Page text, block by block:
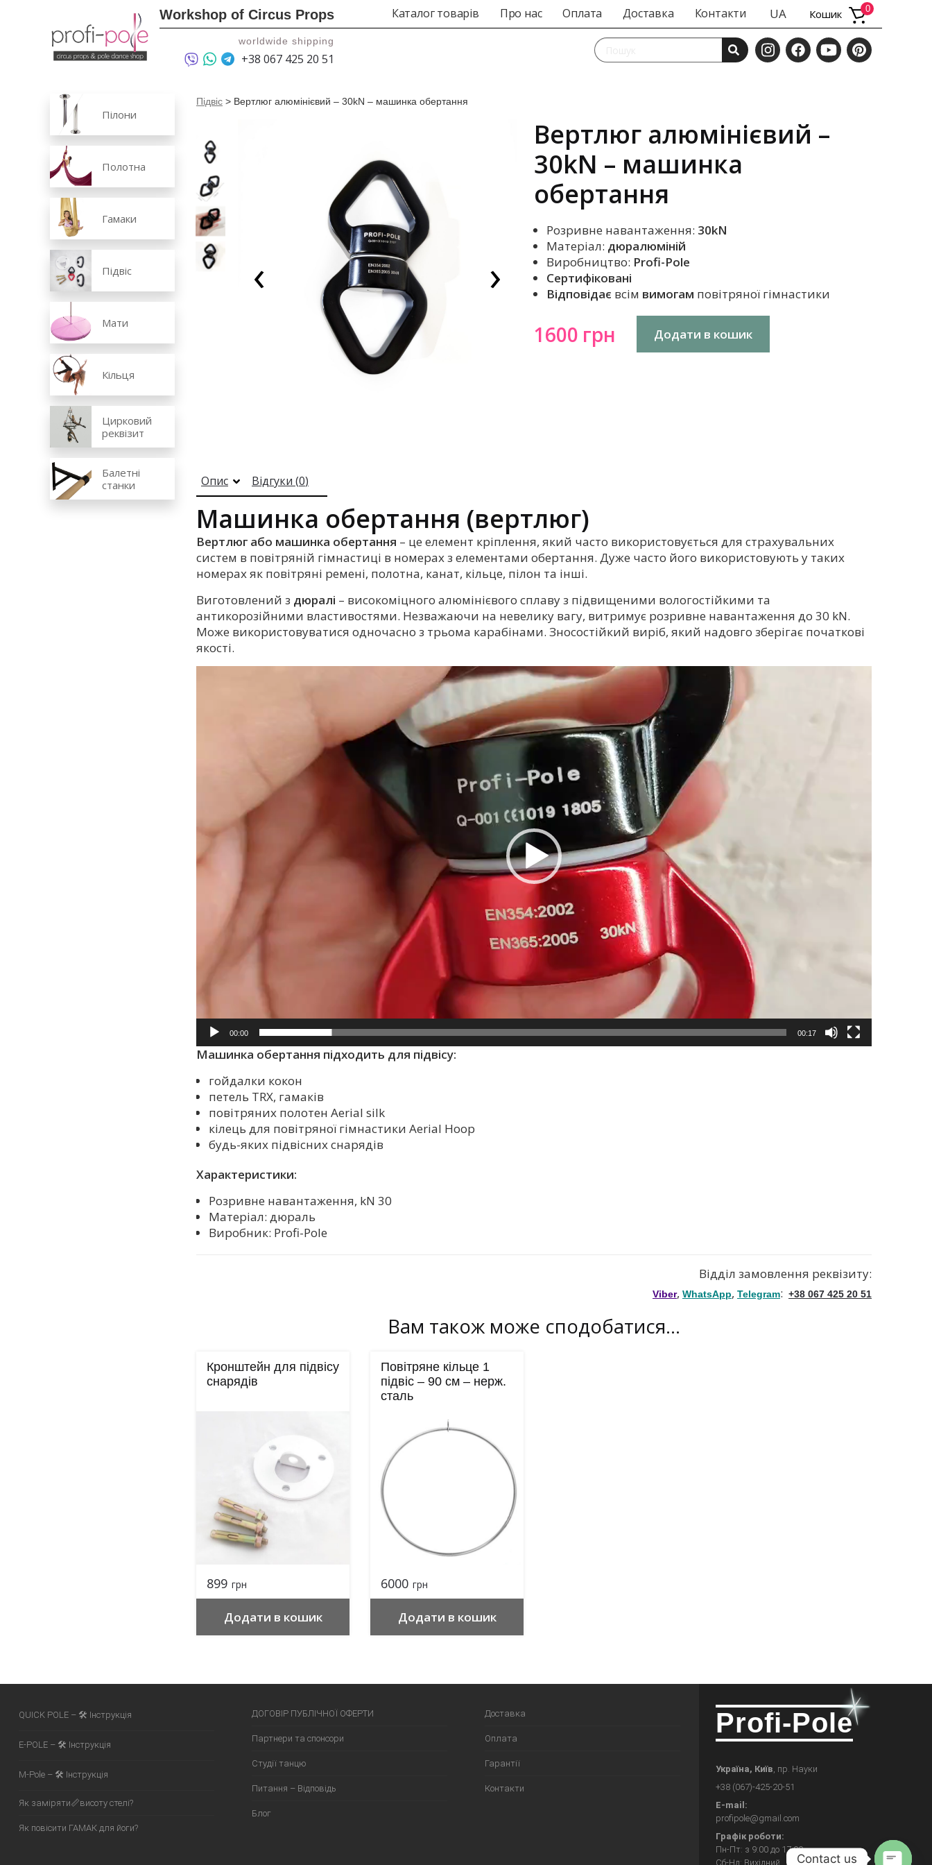
Кошик 0
UA
Каталог товарів Про нас Оплата Доставка Контакти
Workshop of Circus Props
worldwide shipping
+38 067 425 20 51
Пілони
Полотна
Гамаки
Підвіс
Мати
Кільця
Цирковий
реквізит
Балетні
станки
Підвіс > Вертлюг алюмінієвий – 30kN – машинка обертання
Вертлюг алюмінієвий –
30kN – машинка
обертання
Розривне навантаження: 30kN
Матеріал: дюралюміній
Виробництво: Profi-Pole
Сертифіковані
Відповідає всім вимогам повітряної гімнастики
1600 грн Додати в кошик
Опис Відгуки (0)
Машинка обертання (вертлюг)
Вертлюг або машинка обертання – це елемент кріплення, який часто використовується для страхувальних
систем в повітряній гімнастиці в номерах з елементами обертання. Дуже часто його використовують у таких
номерах як повітряні ремені, полотна, канат, кільце, пілон та інші.
Виготовлений з дюралі – високоміцного алюмінієвого сплаву з підвищеними вологостійкими та
антикорозійними властивостями. Незважаючи на невелику вагу, витримує розривне навантаження до 30 kN.
Може використовуватися одночасно з трьома карабінами. Зносостійкий виріб, який надовго зберігає початкові
якості.
00:00 00:17
Машинка обертання підходить для підвісу:
гойдалки кокон
петель TRX, гамаків
повітряних полотен Aerial silk
кілець для повітряної гімнастики Aerial Hoop
будь-яких підвісних снарядів
Характеристики:
Розривне навантаження, kN 30
Матеріал: дюраль
Виробник: Profi-Pole
Відділ замовлення реквізиту:
Viber, WhatsApp, Telegram: +38 067 425 20 51
Вам також може сподобатися…
Кронштейн для підвісу
снарядів
899 грн
Додати в кошик
Повітряне кільце 1
підвіс – 90 см – нерж.
сталь
6000 грн
Додати в кошик
QUICK POLE – 🛠 Інструкція
E-POLE – 🛠 Інструкція
M-Pole – 🛠 Інструкція
Як заміряти📏висоту стелі?
Як повісити ГАМАК для йоги?
ДОГОВІР ПУБЛІЧНОЇ ОФЕРТИ
Партнери та спонсори
Студії танцю
Питання – Відповідь
Блог
Доставка
Оплата
Гарантії
Контакти
Profi-Pole
Україна, Київ, пр. Науки
+38 (067)-425-20-51
E-mail:
profipole@gmail.com
Графік роботи:
Пн-Пт: з 9:00 до 17:00
Сб-Нд: Вихідний
Contact us